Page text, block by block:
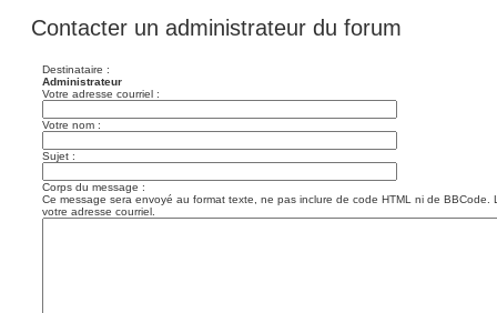
Contacter un administrateur du forum
Destinataire :
Administrateur
Votre adresse courriel :
Votre nom :
Sujet :
Corps du message :
Ce message sera envoyé au format texte, ne pas inclure de code HTML ni de BBCode.
votre adresse courriel.